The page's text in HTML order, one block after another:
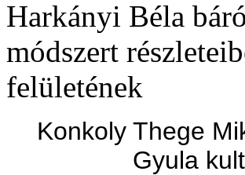
Harkányi Béla
módszert
felületének
Konkoly Thege
Gyula